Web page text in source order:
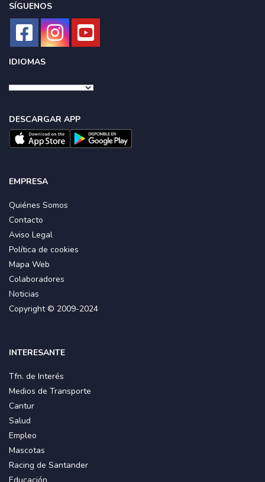
SÍGUENOS
IDIOMAS
DESCARGAR APP
EMPRESA
Quiénes Somos
Contacto
Aviso Legal
Política de cookies
Mapa Web
Colaboradores
Noticias
Copyright © 2009-2024
INTERESANTE
Tfn. de Interés
Medios de Transporte
Cantur
Salud
Empleo
Mascotas
Racing de Santander